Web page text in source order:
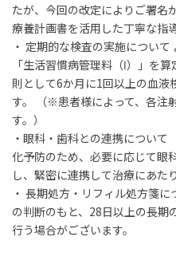
たが、今回の改定によりご署名
療養計画書を活用した丁寧な指
・ 定期的な検査の実施について
「生活習慣病管理料（Ⅰ）」を
則として6か月に1回以上の血液
す。 （※患者様によって、各注
す。）
・眼科・歯科との連携につい
化予防のため、必要に応じて眼
し、緊密に連携して治療にあた
・ 長期処方・リフィル処方箋
の判断のもと、28日以上の長期
行う場合がございます。